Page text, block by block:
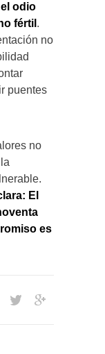
odio
fértil .
no
puentes
no
El
es